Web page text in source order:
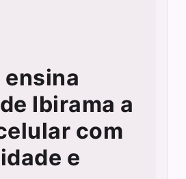
Ibirama a
com
e